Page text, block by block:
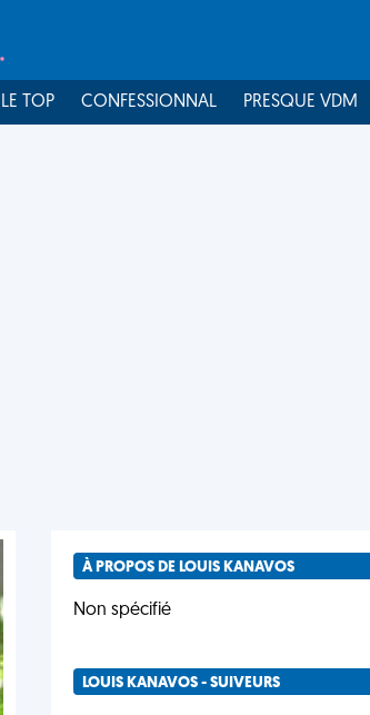
LE TOP CONFESSIONNAL PRESQUE VDM
À PROPOS DE LOUIS KANAVOS
Non spécifié
LOUIS KANAVOS - SUIVEURS